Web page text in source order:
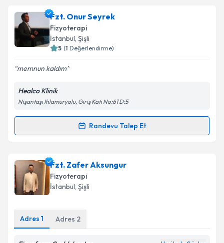
Fzt. Onur Seyrek
Fizyoterapi
İstanbul, Şişli
5 (1 Değerlendirme)
memnun kaldım
Healco Klinik
Nişantaşı Ihlamuryolu, Giriş Katı No:61 D:5
Randevu Talep Et
Randevu Takvimi Talebi
Fzt. Onur Seyrekiçin randevu takvimi talebi
oluşturun. Size bu uzmandan randevu almanız için bir
takvim hazırlandığında e-posta ile bilgilendireceğiz.
Fzt. Zafer Aksungur
Fizyoterapi
İstanbul, Şişli
Adres 1 Adres 2